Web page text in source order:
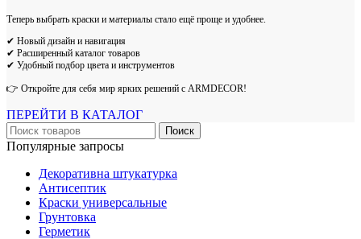
Теперь выбрать краски и материалы стало ещё проще и удобнее.
✔ Новый дизайн и навигация
✔ Расширенный каталог товаров
✔ Удобный подбор цвета и инструментов
👉 Откройте для себя мир ярких решений с ARMDECOR!
ПЕРЕЙТИ В КАТАЛОГ
Поиск
Популярные запросы
Декоративна штукатурка
Антисептик
Краски универсальные
Грунтовка
Герметик